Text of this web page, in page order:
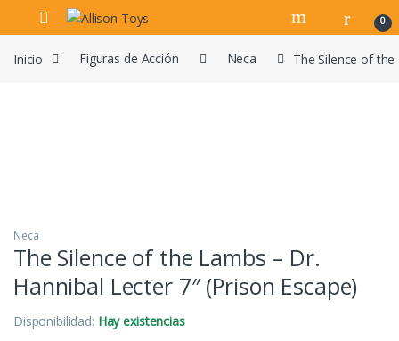
Navegar
Ir al contenido
0
Inicio Figuras de Acción Neca The Silence of
Neca
The Silence of the Lambs – Dr.
Hannibal Lecter 7″ (Prison Escape)
Disponibilidad: Hay existencias